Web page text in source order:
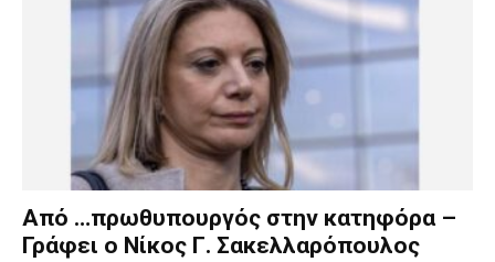
Από …πρωθυπουργός στην κατηφόρα –
Γράφει ο Νίκος Γ. Σακελλαρόπουλος